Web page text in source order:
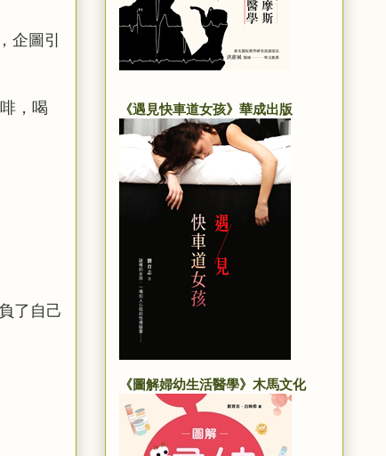
企圖引
， 喝
了自己
《遇見快車道女孩》華成出版
《圖解婦幼生活醫學》木馬文化